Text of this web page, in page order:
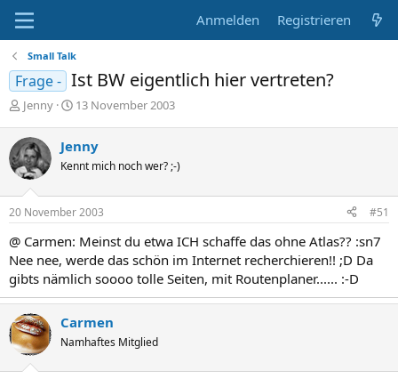
Anmelden Registrieren
Small Talk
Frage - Ist BW eigentlich hier vertreten?
E
s
t
e
l
l
e
Jenny
E
t
e
l
t
m
13 November 2003
Jenny
Kennt mich noch wer? ;-)
20 November 2003 #51
@ Carmen: Meinst du etwa ICH schaffe das ohne Atlas?? :sn7
Nee nee, werde das schön im Internet recherchieren!! ;D Da
gibts nämlich soooo tolle Seiten, mit Routenplaner...... :-D
Carmen
Namhaftes Mitglied